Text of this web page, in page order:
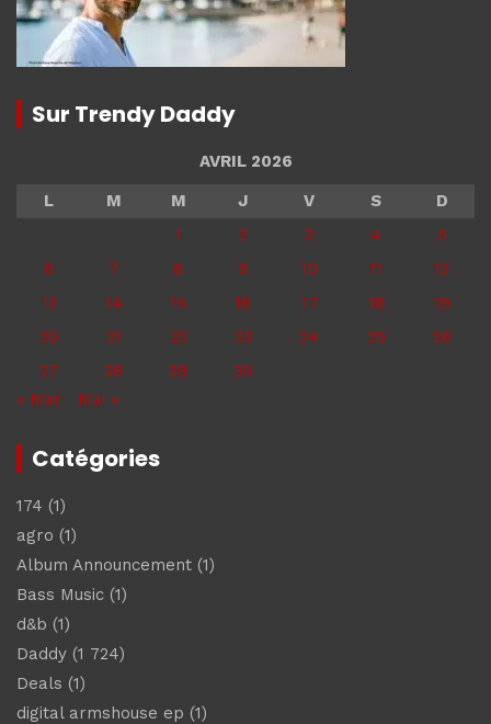
Sur Trendy Daddy
AVRIL 2026
L
M M J V S
D
1
2 3 4
5
6
7 8 9 10 11
12
13
14 15 16 17 18
19
20
21 22 23 24 25
26
27
28 29
30
« Mar
Mai »
Catégories
174 (1)
agro (1)
Album Announcement (1)
Bass Music (1)
d&b (1)
Daddy (1 724)
Deals (1)
digital armshouse ep (1)